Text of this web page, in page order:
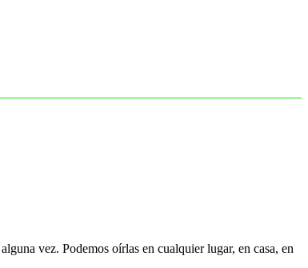
vez. Podemos oírlas en cualquier lugar, en casa, en